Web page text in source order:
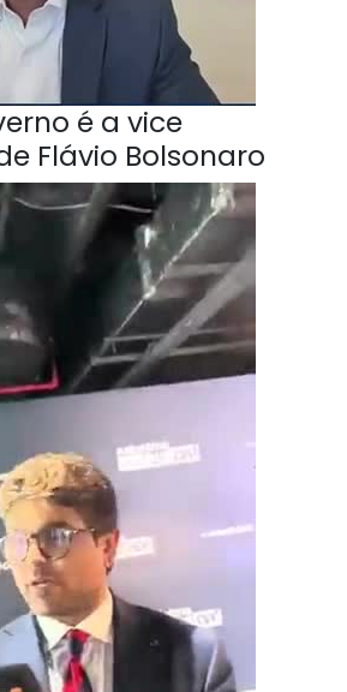
é a vice
Flávio Bolsonaro